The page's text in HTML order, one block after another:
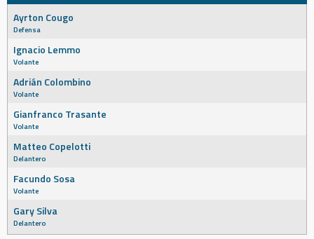
Ayrton Cougo
Defensa
Ignacio Lemmo
Volante
Adrián Colombino
Volante
Gianfranco Trasante
Volante
Matteo Copelotti
Delantero
Facundo Sosa
Volante
Gary Silva
Delantero